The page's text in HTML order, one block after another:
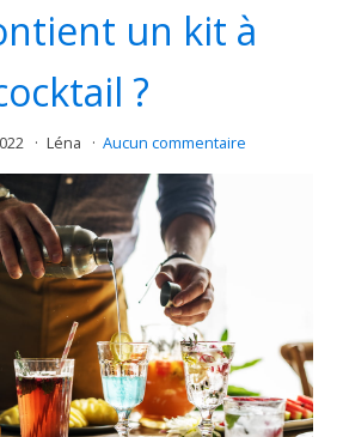
un kit à
?
Léna Aucun commentaire